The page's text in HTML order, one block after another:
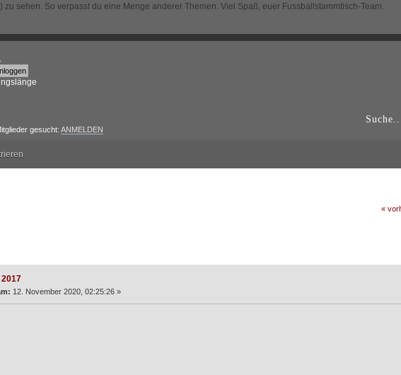
sehen. So verpasst du eine Menge anderer Themen. Viel Spaß, euer Fussballstammtisch-Team.
gesucht: ANMELDEN
«
2017
12. November 2020, 02:25:26 »